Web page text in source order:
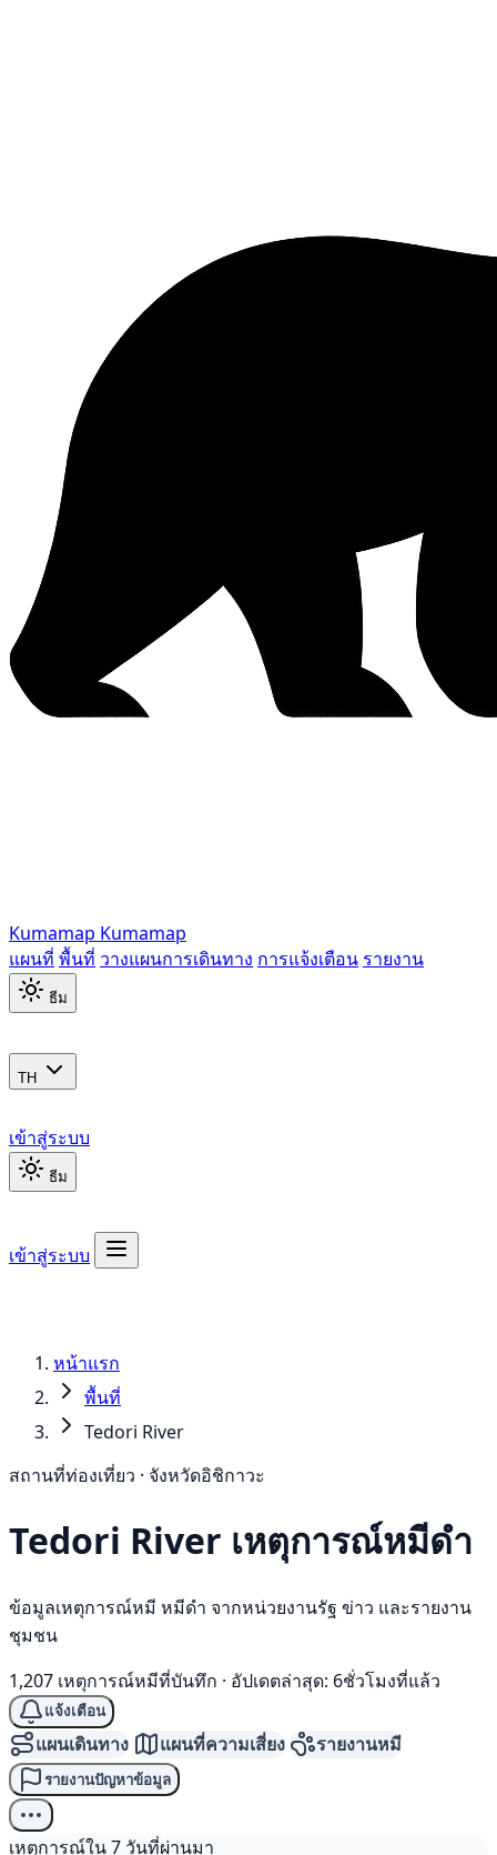
Kumamap Kumamap
แผนที่ พื้นที่ วางแผนการเดินทาง การแจ้งเตือน รายงาน
ธีม
TH
เข้าสู่ระบบ
ธีม
เข้าสู่ระบบ
หน้าแรก
พื้นที่
Tedori River
สถานที่ท่องเที่ยว · จังหวัดอิชิกาวะ
Tedori River เหตุการณ์หมีดำ
ข้อมูลเหตุการณ์หมี หมีดำ จากหน่วยงานรัฐ ข่าว และรายงาน
ชุมชน
1,207 เหตุการณ์หมีที่บันทึก · อัปเดตล่าสุด: 6ชั่วโมงที่แล้ว
แจ้งเตือน
แผนเดินทาง แผนที่ความเสี่ยง รายงานหมี
รายงานปัญหาข้อมูล
เหตุการณ์ใน 7 วันที่ผ่านมา